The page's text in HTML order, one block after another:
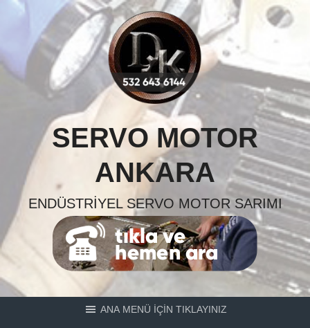
Skip
content
SERVO MOTOR
ANKARA
ENDÜSTRIYEL SERVO MOTOR SARIMI
ANA MENÜ İÇİN TIKLAYINIZ